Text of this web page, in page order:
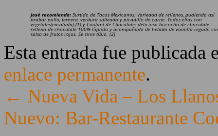
José recomienda: Surtido de Tacos Mexicanos: Variedad de rellenos, pudiendo así
probar pollo, ternera, verdura salteada y picadillo de carne. Todos ellos con
vegetales(ensalada) (1) y Coulant de Chocolate: delicioso bizcocho de chocolate
relleno de chocolate 100% líquido y acompañado de helado de vainilla regado
salsa de frutos rojos. Se sirve tíbio. (2)
Esta entrada fue publicada
enlace permanente.
← Nueva Vida – Los
Nuevo: Bar-Restaurante